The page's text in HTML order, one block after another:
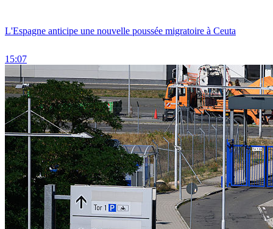
L'Espagne anticipe une nouvelle poussée migratoire à Ceuta
15:07